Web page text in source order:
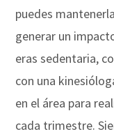
puedes
generar un
eras sedentaria,
con una
en el área para
cada trimestre.